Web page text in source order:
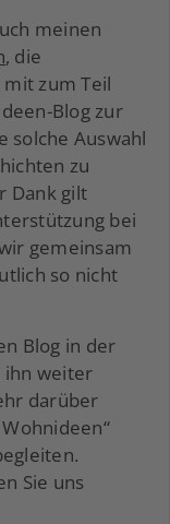
meinen
, die
zum Teil
Blog zur
solche Auswahl
zu
Dank gilt
bei
gemeinsam
so nicht
Blog in der
ihn weiter
darüber
Sie uns